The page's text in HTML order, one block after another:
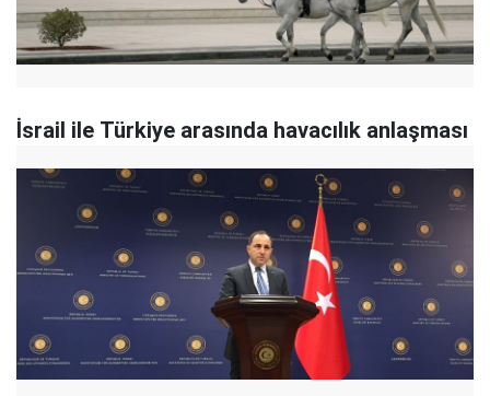
İsrail ile Türkiye arasında havacılık anlaşması